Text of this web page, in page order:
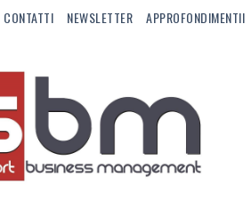
CONTATTI NEWSLETTER APPROFONDIMENTII